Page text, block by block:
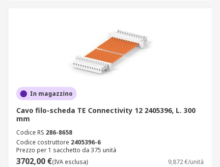
In magazzino
Cavo filo-scheda TE Connectivity 12 2405396, L. 300
mm
Codice RS 286-8658
Codice costruttore 2405396-6
Prezzo per 1 sacchetto da 375 unità
3702,00 €(IVA esclusa) 9,872 €/unità